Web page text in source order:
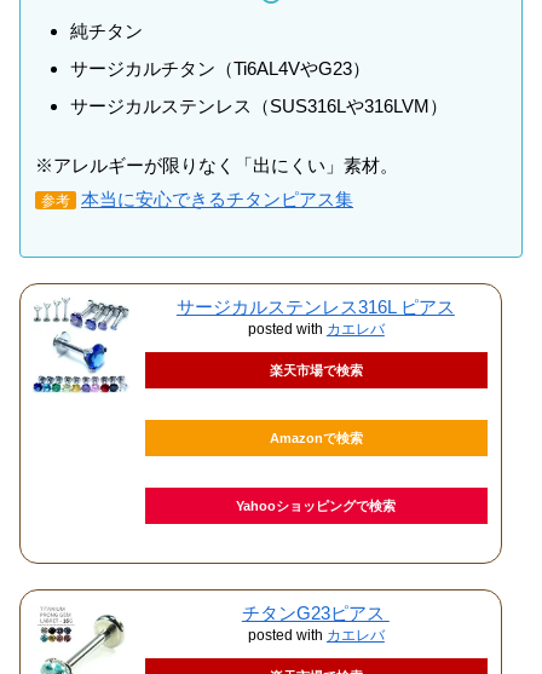
純チタン
サージカルチタン（Ti6AL4VやG23）
サージカルステンレス（SUS316Lや316LVM）
※アレルギーが限りなく「出にくい」素材。
参考 本当に安心できるチタンピアス集
サージカルステンレス316L ピアス
posted with カエレバ
楽天市場で検索
Amazonで検索
Yahooショッピングで検索
チタンG23ピアス
posted with カエレバ